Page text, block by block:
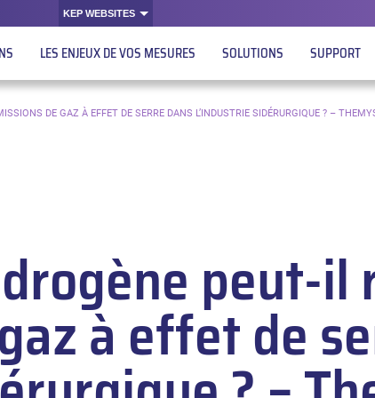
KEP WEBSITES
LES ENJEUX DE VOS MESURES SOLUTIONS SUPPORT
DE GAZ À EFFET DE SERRE DANS L’INDUSTRIE SIDÉRURGIQUE ? –
peut-il
à effet de